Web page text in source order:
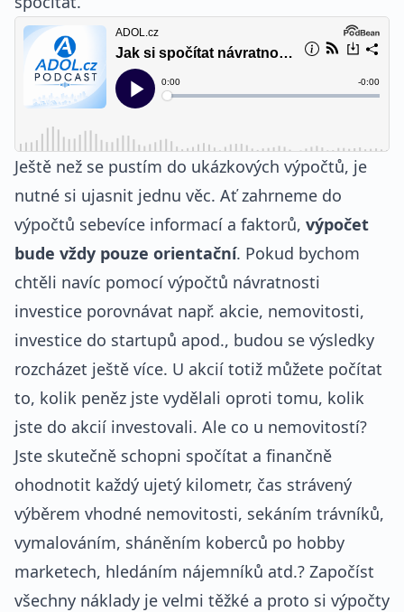
Ještě než se pustím do ukázkových výpočtů, je
nutné si ujasnit jednu věc. Ať zahrneme do
výpočtů sebevíce informací a faktorů, výpočet
bude vždy pouze orientační. Pokud bychom
chtěli navíc pomocí výpočtů návratnosti
investice porovnávat např. akcie, nemovitosti,
investice do startupů apod., budou se výsledky
rozcházet ještě více. U akcií totiž můžete počítat
to, kolik peněz jste vydělali oproti tomu, kolik
jste do akcií investovali. Ale co u nemovitostí?
Jste skutečně schopni spočítat a finančně
ohodnotit každý ujetý kilometr, čas strávený
výběrem vhodné nemovitosti, sekáním trávníků,
vymalováním, sháněním koberců po hobby
marketech, hledáním nájemníků atd.? Započíst
všechny náklady je velmi těžké a proto si výpočty